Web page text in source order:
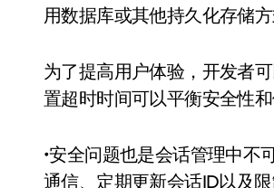
用数据库或其他持久化存储方
为了提高用户体验，开发者
置超时时间可以平衡安全性
•安全问题也是会话管理中不
通信、定期更新会话ID以及限